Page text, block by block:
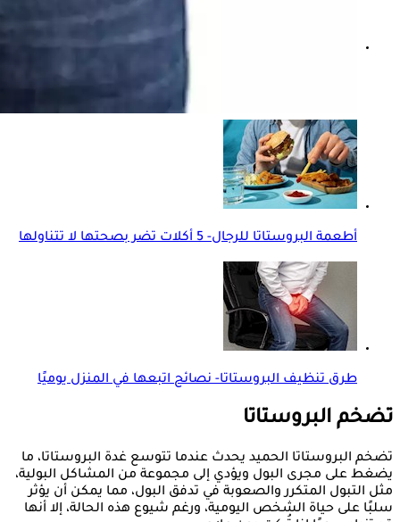
أضرار أدوية البروستاتا- 3 أصناف تسبب ضعف الانتصاب
أطعمة البروستاتا للرجال- 5 أكلات تضر بصحتها لا تتناولها
طرق تنظيف البروستاتا- نصائح اتبعها في المنزل يوميًا
تضخم البروستاتا
تضخم البروستاتا الحميد يحدث عندما تتوسع غدة البروستاتا، ما
يضغط على مجرى البول ويؤدي إلى مجموعة من المشاكل البولية،
مثل التبول المتكرر والصعوبة في تدفق البول، مما يمكن أن يؤثر
سلبًا على حياة الشخص اليومية، ورغم شيوع هذه الحالة، إلا أنها